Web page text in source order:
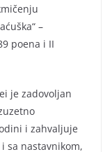
–
poena i II
je zadovoljan
i zahvaljuje
sa nastavnikom,